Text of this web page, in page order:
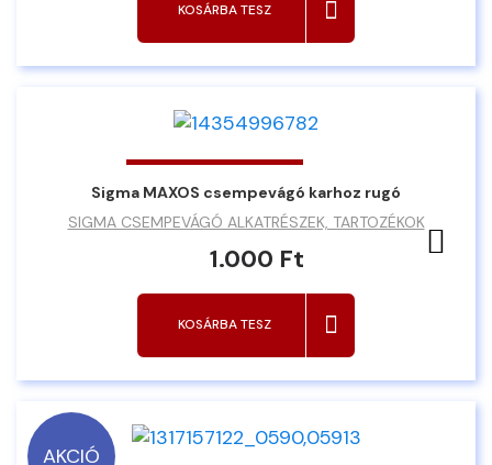
KOSÁRBA TESZ
Sigma MAXOS csempevágó karhoz rugó
SIGMA CSEMPEVÁGÓ ALKATRÉSZEK, TARTOZÉKOK
1.000 Ft
KOSÁRBA TESZ
AKCIÓ